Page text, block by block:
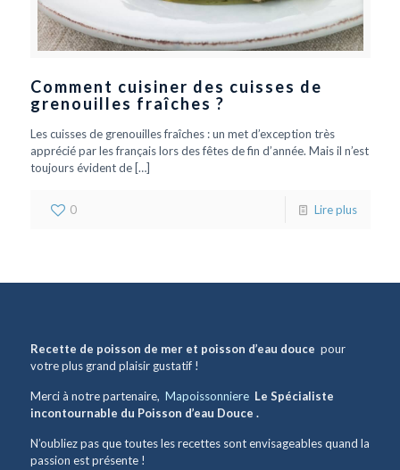
Comment cuisiner des cuisses de
grenouilles fraîches ?
Les cuisses de grenouilles fraîches : un met d’exception très
apprécié par les français lors des fêtes de fin d’année. Mais il n’est
toujours évident de[…]
0 Lire plus
Recette de poisson de mer et poisson d’eau douce pour
votre plus grand plaisir gustatif !
Merci à notre partenaire, Mapoissonniere Le Spécialiste
incontournable du Poisson d’eau Douce .
N’oubliez pas que toutes les recettes sont envisageables quand la
passion est présente !